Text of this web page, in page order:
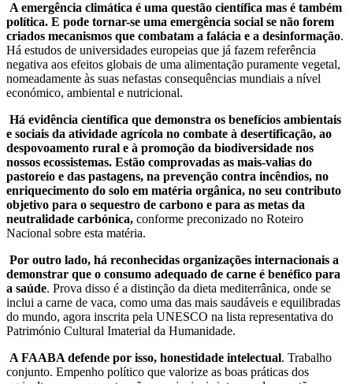
A emergência climática é uma questão científica mas é também
política. E pode tornar-se uma emergência social se não forem
criados mecanismos que combatam a falácia e a desinformação.
Há estudos de universidades europeias que já fazem referência
negativa aos efeitos globais de uma alimentação puramente vegetal,
nomeadamente às suas nefastas consequências mundiais a nível
económico, ambiental e nutricional.
Há evidência científica que demonstra os benefícios ambientais
e sociais da atividade agrícola no combate à desertificação, ao
despovoamento rural e à promoção da biodiversidade nos
nossos ecossistemas. Estão comprovadas as mais-valias do
pastoreio e das pastagens, na prevenção contra incêndios, no
enriquecimento do solo em matéria orgânica, no seu contributo
objetivo para o sequestro de carbono e para as metas da
neutralidade carbónica, conforme preconizado no Roteiro
Nacional sobre esta matéria.
Por outro lado, há reconhecidas organizações internacionais a
demonstrar que o consumo adequado de carne é benéfico para
a saúde. Prova disso é a distinção da dieta mediterrânica, onde se
inclui a carne de vaca, como uma das mais saudáveis e equilibradas
do mundo, agora inscrita pela UNESCO na lista representativa do
Património Cultural Imaterial da Humanidade.
A FAABA defende por isso, honestidade intelectual. Trabalho
conjunto. Empenho político que valorize as boas práticas dos